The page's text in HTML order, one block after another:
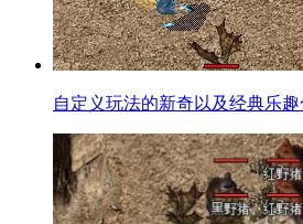
自定义玩法的新奇以及经典乐